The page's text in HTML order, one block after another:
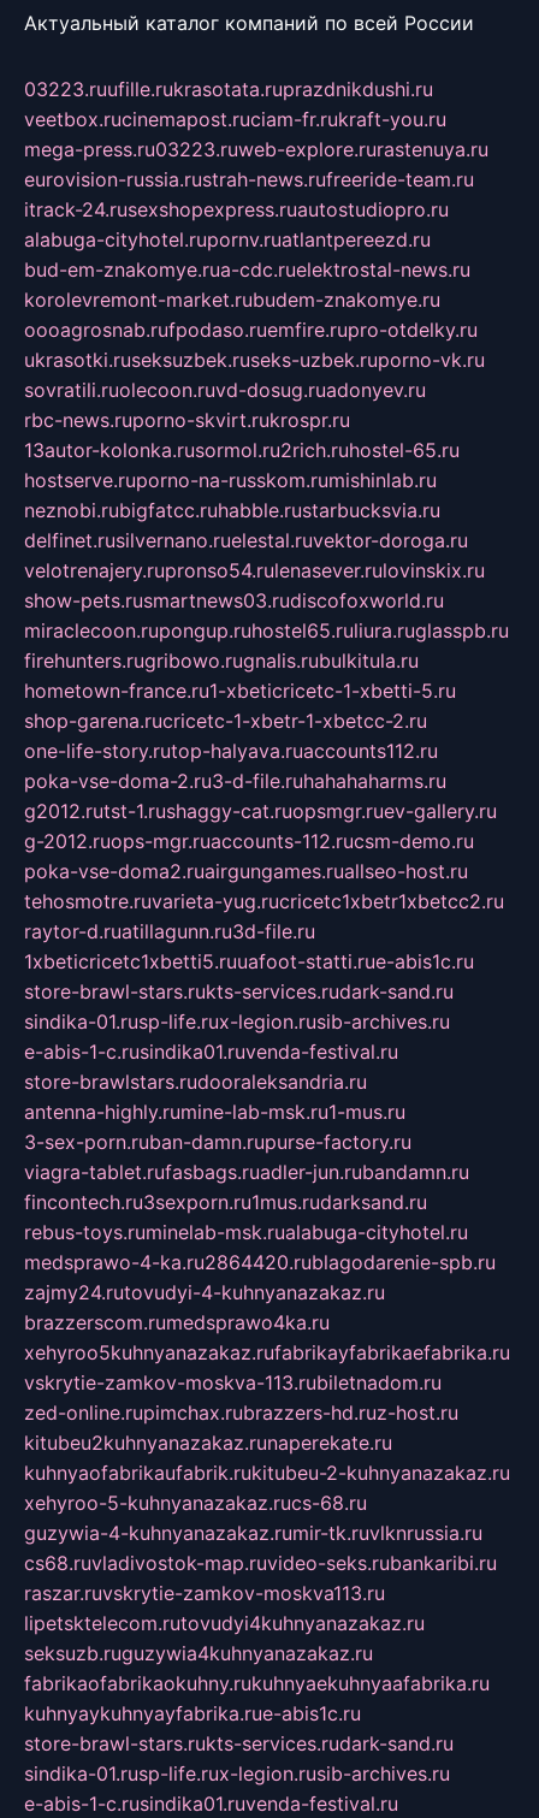
Актуальный каталог компаний по всей России
03223.ruufille.rukrasotata.ruprazdnikdushi.ru
veetbox.rucinemapost.ruciam-fr.rukraft-you.ru
mega-press.ru03223.ruweb-explore.rurastenuya.ru
eurovision-russia.rustrah-news.rufreeride-team.ru
itrack-24.rusexshopexpress.ruautostudiopro.ru
alabuga-cityhotel.rupornv.ruatlantpereezd.ru
bud-em-znakomye.rua-cdc.ruelektrostal-news.ru
korolevremont-market.rubudem-znakomye.ru
oooagrosnab.rufpodaso.ruemfire.rupro-otdelky.ru
ukrasotki.ruseksuzbek.ruseks-uzbek.ruporno-vk.ru
sovratili.ruolecoon.ruvd-dosug.ruadonyev.ru
rbc-news.ruporno-skvirt.rukrospr.ru
13autor-kolonka.rusormol.ru2rich.ruhostel-65.ru
hostserve.ruporno-na-russkom.rumishinlab.ru
neznobi.rubigfatcc.ruhabble.rustarbucksvia.ru
delfinet.rusilvernano.ruelestal.ruvektor-doroga.ru
velotrenajery.rupronso54.rulenasever.rulovinskix.ru
show-pets.rusmartnews03.rudiscofoxworld.ru
miraclecoon.rupongup.ruhostel65.ruliura.ruglasspb.ru
firehunters.rugribowo.rugnalis.rubulkitula.ru
hometown-france.ru1-xbeticricetc-1-xbetti-5.ru
shop-garena.rucricetc-1-xbetr-1-xbetcc-2.ru
one-life-story.rutop-halyava.ruaccounts112.ru
poka-vse-doma-2.ru3-d-file.ruhahahaharms.ru
g2012.rutst-1.rushaggy-cat.ruopsmgr.ruev-gallery.ru
g-2012.ruops-mgr.ruaccounts-112.rucsm-demo.ru
poka-vse-doma2.ruairgungames.ruallseo-host.ru
tehosmotre.ruvarieta-yug.rucricetc1xbetr1xbetcc2.ru
raytor-d.ruatillagunn.ru3d-file.ru
1xbeticricetc1xbetti5.ruuafoot-statti.rue-abis1c.ru
store-brawl-stars.rukts-services.rudark-sand.ru
sindika-01.rusp-life.rux-legion.rusib-archives.ru
e-abis-1-c.rusindika01.ruvenda-festival.ru
store-brawlstars.rudooraleksandria.ru
antenna-highly.rumine-lab-msk.ru1-mus.ru
3-sex-porn.ruban-damn.rupurse-factory.ru
viagra-tablet.rufasbags.ruadler-jun.rubandamn.ru
fincontech.ru3sexporn.ru1mus.rudarksand.ru
rebus-toys.ruminelab-msk.rualabuga-cityhotel.ru
medsprawo-4-ka.ru2864420.rublagodarenie-spb.ru
zajmy24.rutovudyi-4-kuhnyanazakaz.ru
brazzerscom.rumedsprawo4ka.ru
xehyroo5kuhnyanazakaz.rufabrikayfabrikaefabrika.ru
vskrytie-zamkov-moskva-113.rubiletnadom.ru
zed-online.rupimchax.rubrazzers-hd.ruz-host.ru
kitubeu2kuhnyanazakaz.runaperekate.ru
kuhnyaofabrikaufabrik.rukitubeu-2-kuhnyanazakaz.ru
xehyroo-5-kuhnyanazakaz.rucs-68.ru
guzywia-4-kuhnyanazakaz.rumir-tk.ruvlknrussia.ru
cs68.ruvladivostok-map.ruvideo-seks.rubankaribi.ru
raszar.ruvskrytie-zamkov-moskva113.ru
lipetsktelecom.rutovudyi4kuhnyanazakaz.ru
seksuzb.ruguzywia4kuhnyanazakaz.ru
fabrikaofabrikaokuhny.rukuhnyaekuhnyaafabrika.ru
kuhnyaykuhnyayfabrika.rue-abis1c.ru
store-brawl-stars.rukts-services.rudark-sand.ru
sindika-01.rusp-life.rux-legion.rusib-archives.ru
e-abis-1-c.rusindika01.ruvenda-festival.ru